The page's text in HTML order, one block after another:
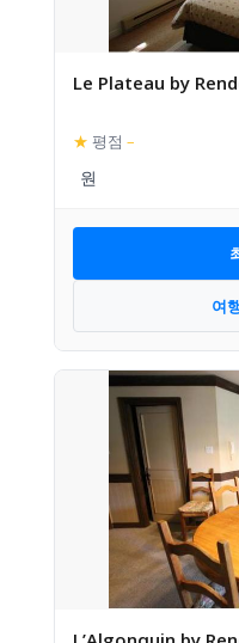
Le Plateau by
★ 평점 –
여